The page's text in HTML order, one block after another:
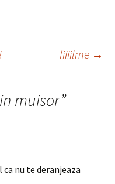
fiiiilme →
muisor”
nu te deranjeaza